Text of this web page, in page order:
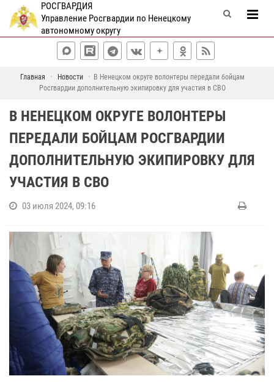
РОСГВАРДИЯ
Управление Росгвардии по Ненецкому
автономному округу
Главная Новости
В Ненецком округе волонтеры передали бойцам
Росгвардии дополнительную экипировку для участия в СВО
В НЕНЕЦКОМ ОКРУГЕ ВОЛОНТЕРЫ
ПЕРЕДАЛИ БОЙЦАМ РОСГВАРДИИ
ДОПОЛНИТЕЛЬНУЮ ЭКИПИРОВКУ ДЛЯ
УЧАСТИЯ В СВО
03 июля 2024, 09:16